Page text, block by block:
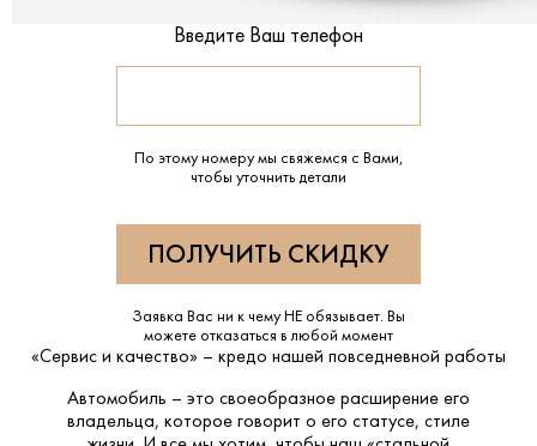
Введите Ваш телефон
По этому номеру мы свяжемся с Вами,
чтобы уточнить детали
Заявка Вас ни к чему НЕ обязывает. Вы
можете отказаться в любой момент
«Сервис и качество» – кредо нашей повседневной работы
Автомобиль – это своеобразное расширение его
владельца, которое говорит о его статусе, стиле